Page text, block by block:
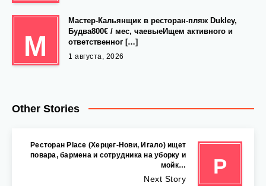
М
Мастер-Кальянщик в ресторан-пляж Dukley,
Будва800€ / мес, чаевыеИщем активного и
ответственног […]
1 августа, 2026
Other Stories
Р
Ресторан Place (Херцег-Нови, Игало) ищет
повара, бармена и сотрудника на уборку и
мойк…
Next Story